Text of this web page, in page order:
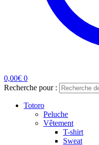
0,00€ 0
Recherche pour :
Totoro
Peluche
Vêtement
T-shirt
Sweat